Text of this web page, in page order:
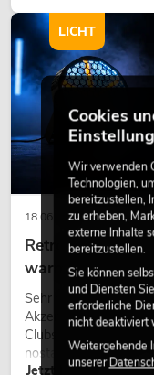
18.06.2026
Retro-Licht im
warmes Licht
Sehr warmes Licht,
Akzente prägen viele
Clubs und bei
nostalgischer Effekt,
Gestaltungsmittel: Es
Jetzt lesen
LICHT
Cookies
Wir verwenden
Technologien,
bereitzustellen,
zu erheben,
externe Inhalte
bereitzustellen.
Sie können
und Diensten
erforderliche
nicht deaktiviert
Weitergehende
unserer